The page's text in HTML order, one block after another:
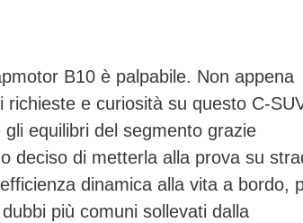
B10è palpabile. Non appena
e curiosità su questo C-
equilibri del segmento grazie
deciso di metterla alla prova su
dinamica alla vita a bordo,
più comuni sollevati dalla